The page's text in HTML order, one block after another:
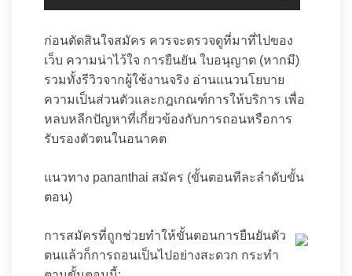
ก่อนตัดสินใจสมัคร ควรจะตรวจดูที่มาที่ไปของ
เว็บ ความน่าไว้ใจ การยืนยัน ใบอนุญาต (หากมี)
รวมทั้งรีวิวจากผู้ใช้งานจริง อ่านแนวนโยบาย
ความเป็นส่วนตัวและกฎเกณฑ์การให้บริการ เพื่อ
หลบหลีกปัญหาที่เกี่ยวข้องกับการถอนหรือการ
รับรองตัวตนในอนาคต
แนวทาง pananthai สมัคร (ขั้นตอนทีละลำดับขั้น
ตอน)
การสมัครที่ถูกช่วยทำให้ขั้นตอนการยืนยันตัว
ตนแล้วก็การถอนเป็นไปอย่างสะดวก กระทำ